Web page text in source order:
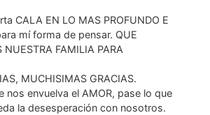
CALA EN LO MAS PROFUNDO E
mí forma de pensar. QUE
NUESTRA FAMILIA PARA
MUCHISIMAS GRACIAS.
nos envuelva el AMOR, pase lo que
la desesperación con nosotros.